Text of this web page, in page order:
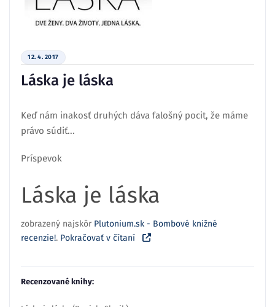
12. 4. 2017
Láska je láska
Keď nám inakosť druhých dáva falošný pocit, že máme
právo súdiť...
Príspevok
Láska je láska
zobrazený najskôr Plutonium.sk - Bombové knižné
recenzie!. Pokračovať v čítaní
Recenzované knihy: